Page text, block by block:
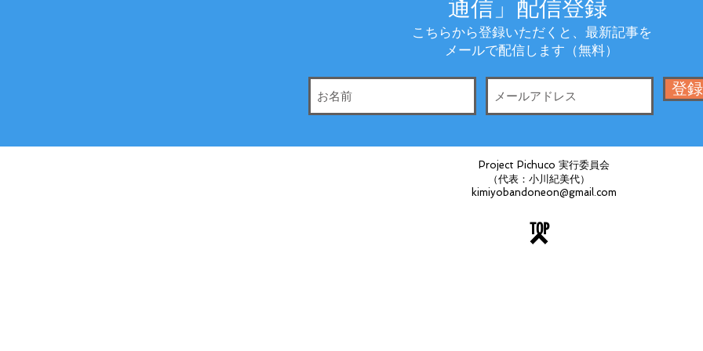
通信」配信登録
こちらから登録いただくと、最新記事を
メールで配信します（無料）
登
TOP
Project Pichuco 実行委員会
（代表：小川紀美代）
kimiyobandoneon@gmail.com